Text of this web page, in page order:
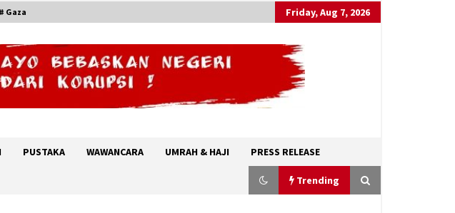
# Gaza Friday, Aug 7, 2026
PUSTAKA WAWANCARA UMRAH & HAJI PRESS RELEASE
Trending